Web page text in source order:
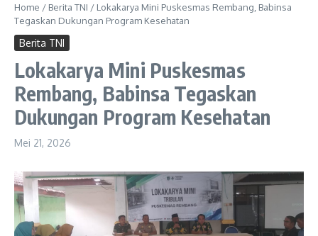
Home / Berita TNI / Lokakarya Mini Puskesmas Rembang, Babinsa
Tegaskan Dukungan Program Kesehatan
Berita TNI
Lokakarya Mini Puskesmas
Rembang, Babinsa Tegaskan
Dukungan Program Kesehatan
Mei 21, 2026